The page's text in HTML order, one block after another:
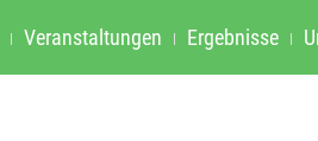
Veranstaltungen Ergebnisse